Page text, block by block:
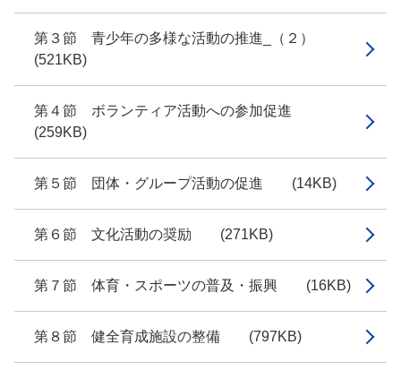
第３節 青少年の多様な活動の推進_（２）
(521KB)
第４節 ボランティア活動への参加促進
(259KB)
第５節 団体・グループ活動の促進 (14KB)
第６節 文化活動の奨励 (271KB)
第７節 体育・スポーツの普及・振興 (16KB)
第８節 健全育成施設の整備 (797KB)